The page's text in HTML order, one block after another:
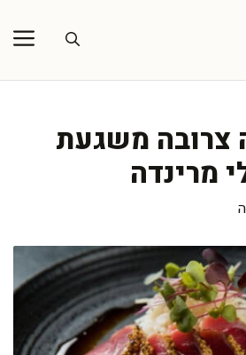
צרובה משגעת